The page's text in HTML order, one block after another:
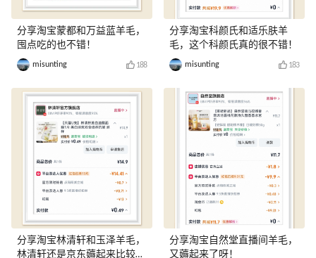
分享淘宝蒙都和万益蓝羊毛，
囤点吃的也不错！
misunting 188
分享淘宝林清轩和玉泽羊毛，
林清轩还是京东薅起来比较
分享淘宝科颜氏和适乐肤羊
毛，这个科颜氏真的很不错！
misunting 183
分享淘宝自然堂直播间羊毛，
又薅起来了呀！